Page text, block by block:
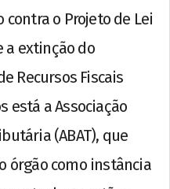
o Projeto de Lei
a extinção do
Recursos Fiscais
está a Associação
(ABAT), que
órgão como instância